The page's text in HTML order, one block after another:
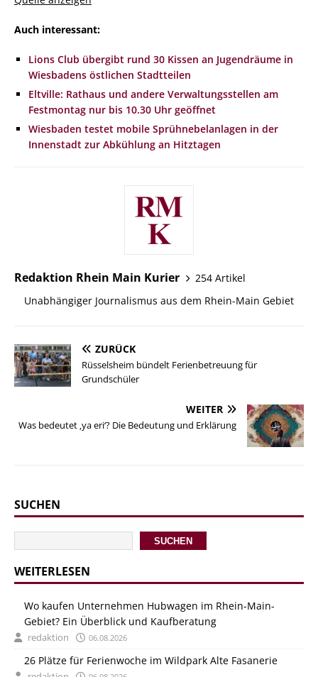
Auch interessant:
Lions Club übergibt rund 30 Kissen an Jugendräume in
Wiesbadens östlichen Stadtteilen
Eltville: Rathaus und andere Verwaltungsstellen am
Festmontag nur bis 10.30 Uhr geöffnet
Wiesbaden testet mobile Sprühnebelanlagen in der
Innenstadt zur Abkühlung an Hitztagen
Redaktion Rhein Main Kurier
254 Artikel
Unabhängiger Journalismus aus dem Rhein-Main Gebiet
ZURÜCK
Rüsselsheim bündelt Ferienbetreuung für
Grundschüler
WEITER
Was bedeutet ‚ya eri‘? Die Bedeutung und Erklärung
SUCHEN
SUCHEN
WEITERLESEN
Wo kaufen Unternehmen Hubwagen im Rhein-Main-
Gebiet? Ein Überblick und Kaufberatung
redaktion 06.08.2026
26 Plätze für Ferienwoche im Wildpark Alte Fasanerie